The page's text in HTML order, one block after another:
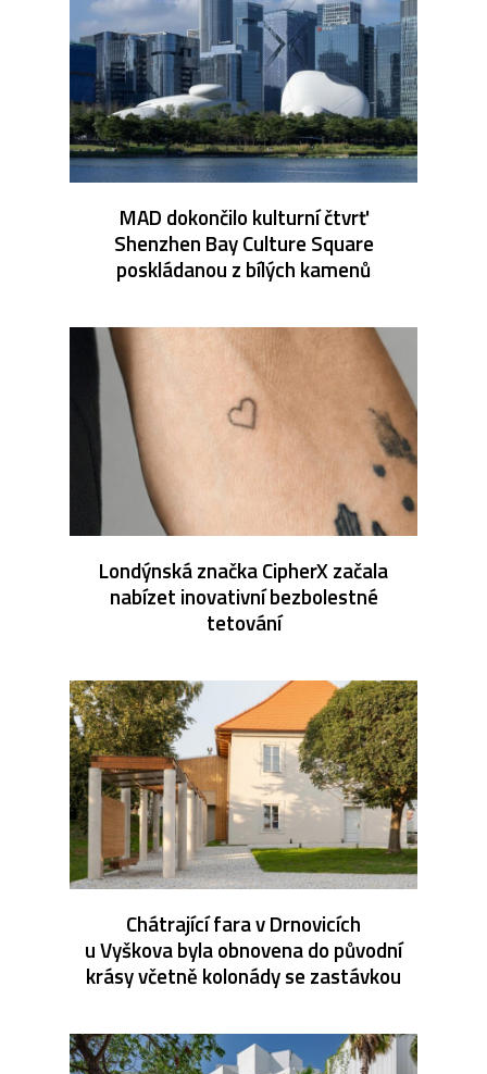
MAD dokončilo kulturní čtvrť
Shenzhen Bay Culture Square
poskládanou z bílých kamenů
Londýnská značka CipherX začala
nabízet inovativní bezbolestné
tetování
Chátrající fara v Drnovicích
u Vyškova byla obnovena do původní
krásy včetně kolonády se zastávkou